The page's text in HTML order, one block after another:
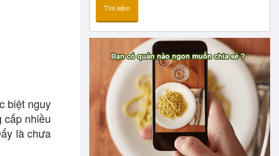
biệt nguy
cấp nhiều
là chưa
Tìm kiếm